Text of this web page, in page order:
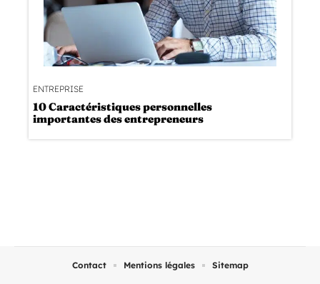
ENTREPRISE
10 Caractéristiques personnelles
importantes des entrepreneurs
Contact Mentions légales Sitemap